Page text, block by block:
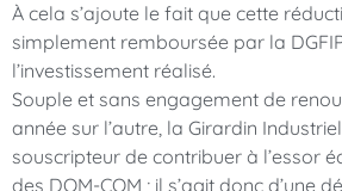
À cela s’ajoute le fait que cette
simplement remboursée par la
l’investissement réalisé.
Souple et sans engagement de
année sur l’autre, la Girardin
souscripteur de contribuer à l’essor
des DOM-COM ; il s’agit donc d’une